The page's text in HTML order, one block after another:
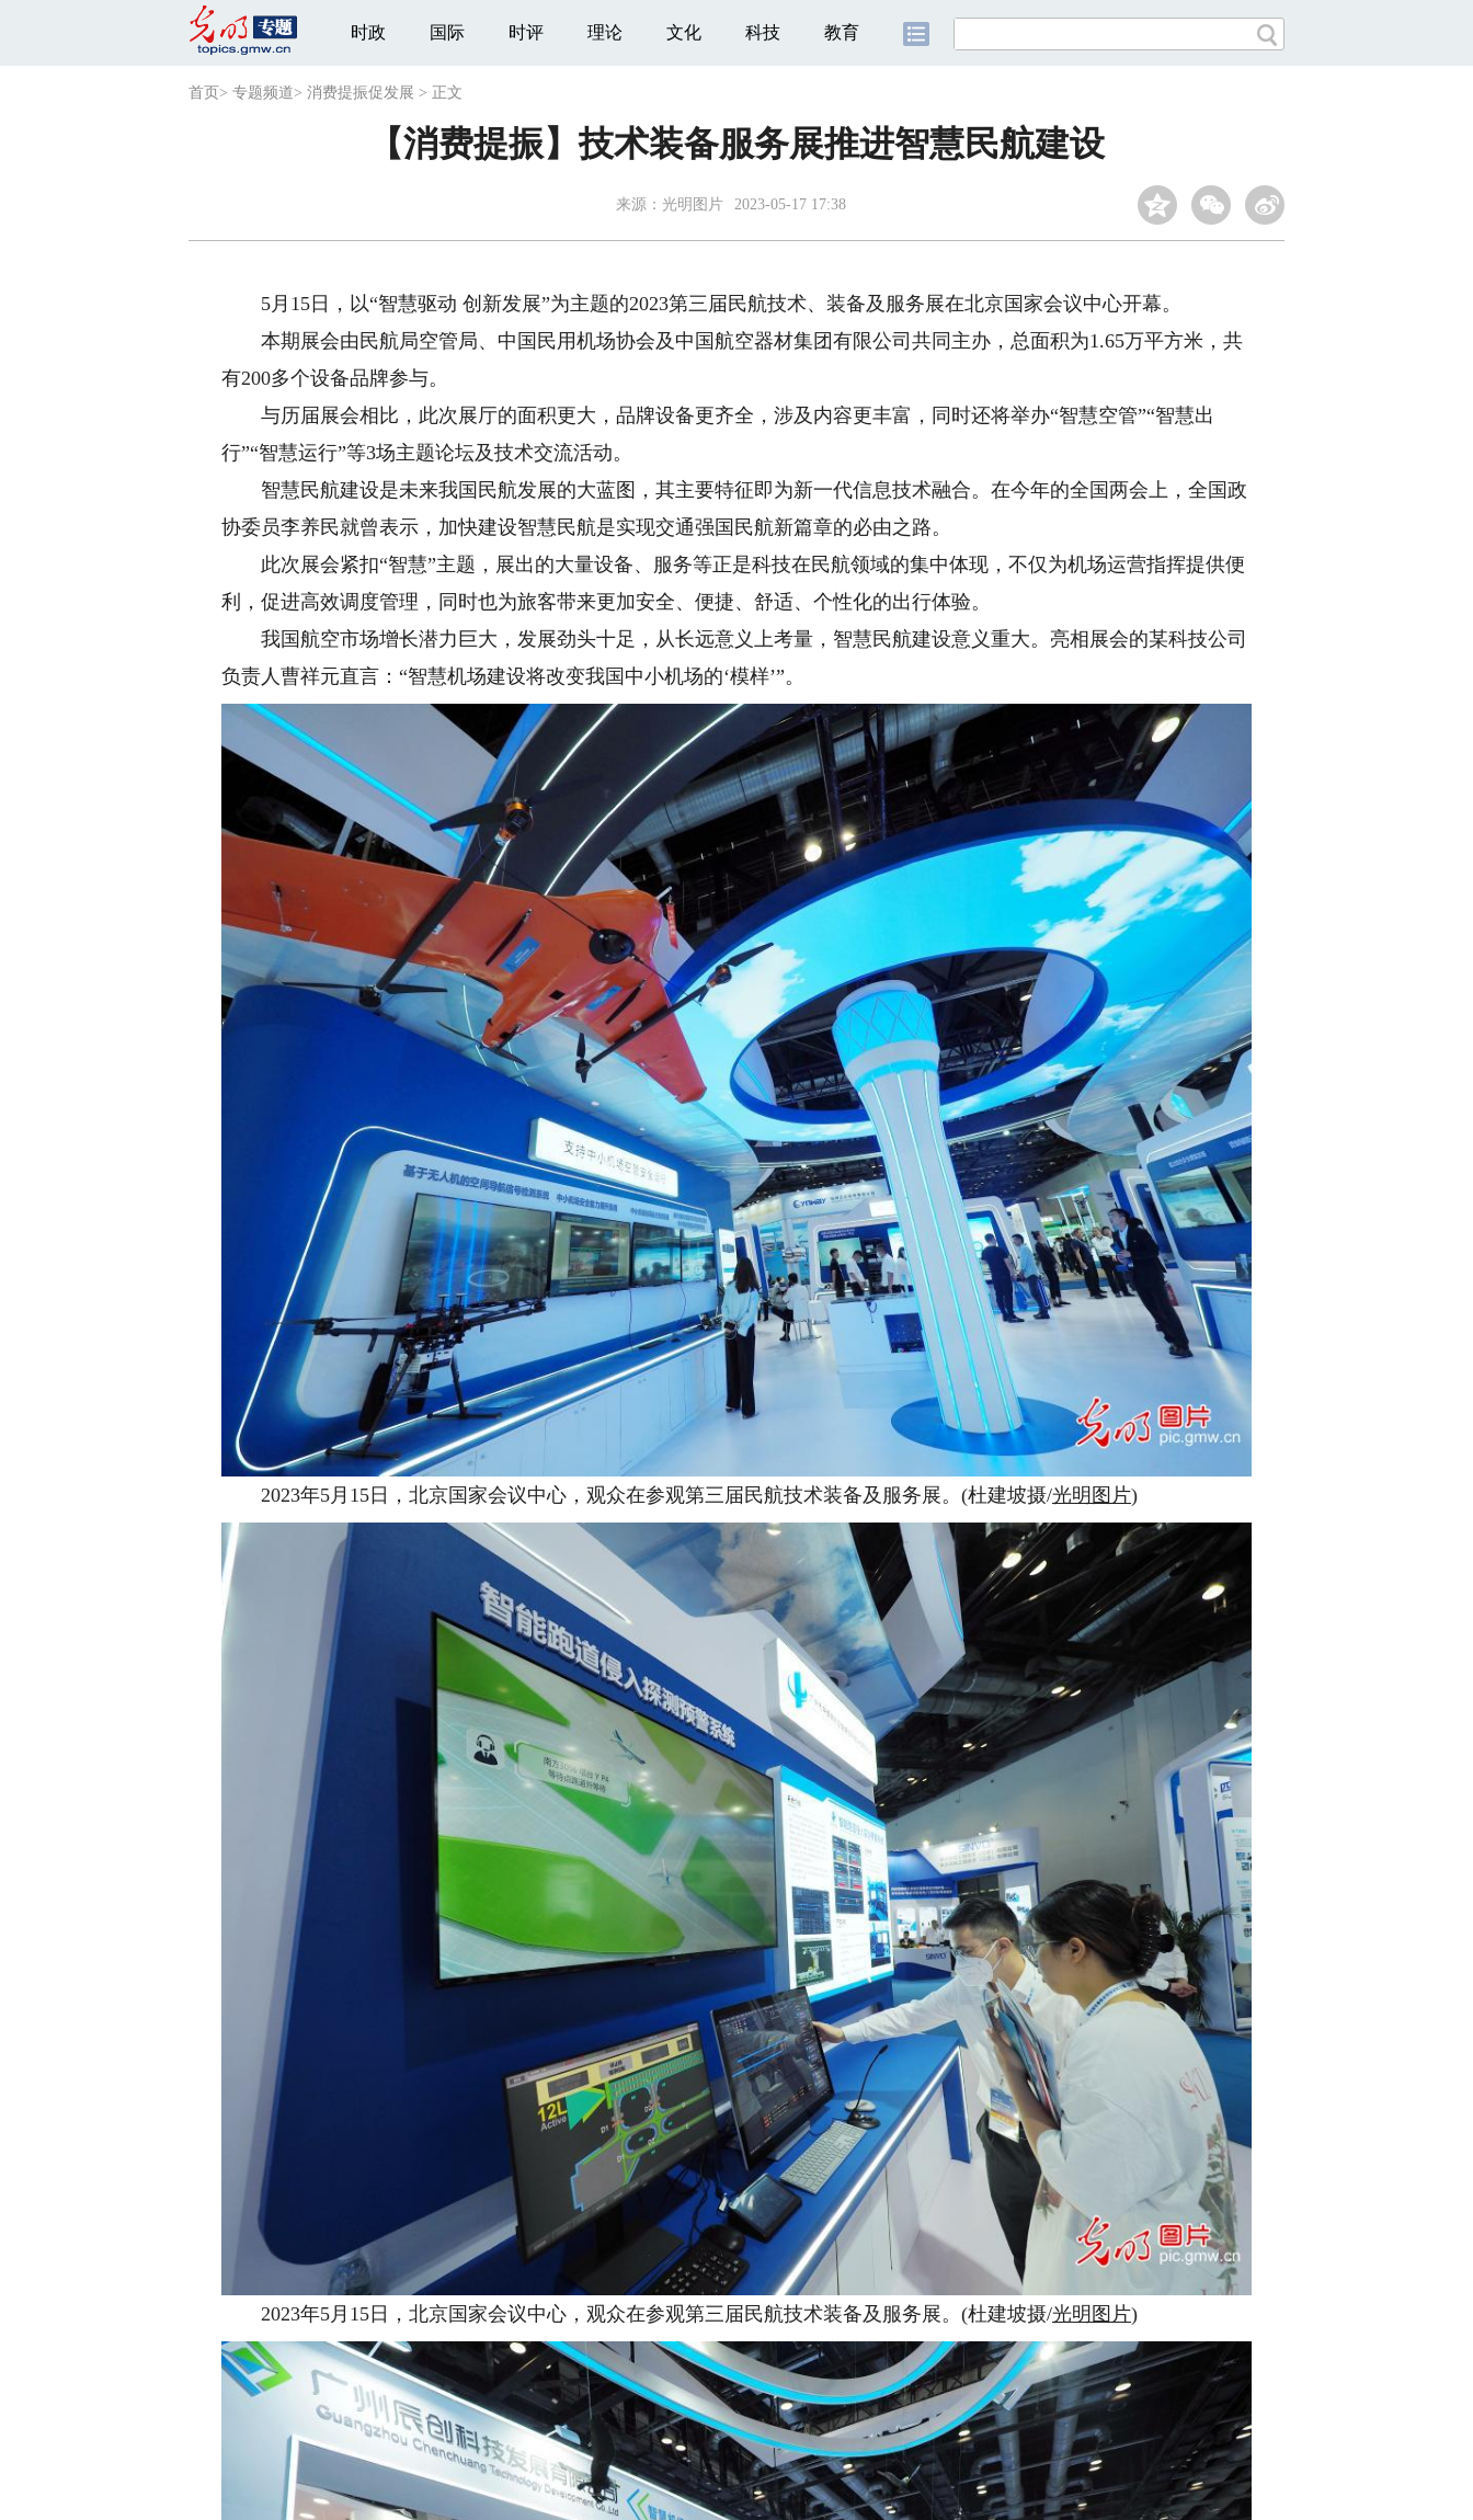
时政 国际 时评 理论 文化 科技 教育
首页 > 专题频道> 消费提振促发展 > 正文
【消费提振】技术装备服务展推进智慧民航建设
来源： 光明图片 2023-05-17 17:38
5月15日，以“智慧驱动 创新发展”为主题的2023第三届民航技术、装备及服务展在北京国家会议中心开幕。
本期展会由民航局空管局、中国民用机场协会及中国航空器材集团有限公司共同主办，总面积为1.65万平方米，共
有200多个设备品牌参与。
与历届展会相比，此次展厅的面积更大，品牌设备更齐全，涉及内容更丰富，同时还将举办“智慧空管”“智慧出
行”“智慧运行”等3场主题论坛及技术交流活动。
智慧民航建设是未来我国民航发展的大蓝图，其主要特征即为新一代信息技术融合。在今年的全国两会上，全国政
协委员李养民就曾表示，加快建设智慧民航是实现交通强国民航新篇章的必由之路。
此次展会紧扣“智慧”主题，展出的大量设备、服务等正是科技在民航领域的集中体现，不仅为机场运营指挥提供便
利，促进高效调度管理，同时也为旅客带来更加安全、便捷、舒适、个性化的出行体验。
我国航空市场增长潜力巨大，发展劲头十足，从长远意义上考量，智慧民航建设意义重大。亮相展会的某科技公司
负责人曹祥元直言：“智慧机场建设将改变我国中小机场的‘模样’”。
2023年5月15日，北京国家会议中心，观众在参观第三届民航技术装备及服务展。(杜建坡摄/光明图片)
2023年5月15日，北京国家会议中心，观众在参观第三届民航技术装备及服务展。(杜建坡摄/光明图片)